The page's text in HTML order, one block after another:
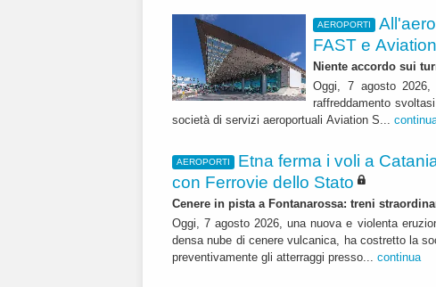
AEROPORTI
FAST e
Niente accordo sui
Oggi, 7 agosto
raffreddamento
società di servizi aeroportuali Aviation S...
AEROPORTI
Etna ferma i voli a
con Ferrovie dello Stato
Cenere in pista a Fontanarossa: treni
Oggi, 7 agosto 2026, una nuova e violenta
densa nube di cenere vulcanica, ha costretto la
preventivamente gli atterraggi presso... continua